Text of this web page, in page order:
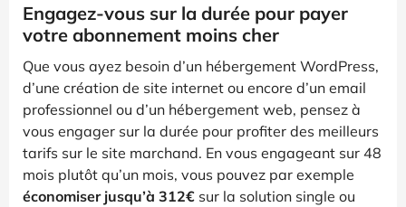
Engagez-vous sur la durée pour payer
votre abonnement moins cher
Que vous ayez besoin d’un hébergement WordPress,
d’une création de site internet ou encore d’un email
professionnel ou d’un hébergement web, pensez à
vous engager sur la durée pour profiter des meilleurs
tarifs sur le site marchand. En vous engageant sur 48
mois plutôt qu’un mois, vous pouvez par exemple
économiser jusqu’à 312€ sur la solution single ou